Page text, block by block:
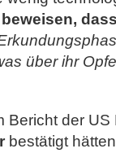
über ihr
Bericht der US
bestätigt